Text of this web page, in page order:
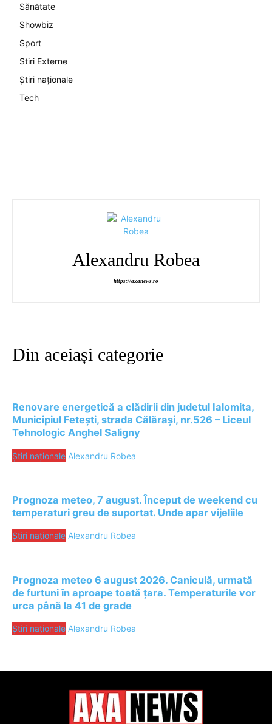
Sănătate
Showbiz
Sport
Stiri Externe
Știri naționale
Tech
Alexandru Robea
https://axanews.ro
Din aceiași categorie
Renovare energetică a clădirii din judetul Ialomita,
Municipiul Fetești, strada Călărași, nr.526 – Liceul
Tehnologic Anghel Saligny
Știri naționale Alexandru Robea
Prognoza meteo, 7 august. Început de weekend cu
temperaturi greu de suportat. Unde apar vijeliile
Știri naționale Alexandru Robea
Prognoza meteo 6 august 2026. Caniculă, urmată
de furtuni în aproape toată țara. Temperaturile vor
urca până la 41 de grade
Știri naționale Alexandru Robea